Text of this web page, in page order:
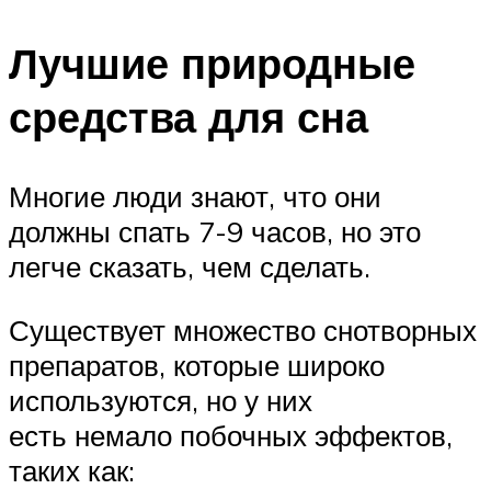
Лучшие природные
средства для сна
Многие люди знают, что они
должны спать 7-9 часов, но это
легче сказать, чем сделать.
Существует множество снотворных
препаратов, которые широко
используются, но у них
есть немало побочных эффектов,
таких как: